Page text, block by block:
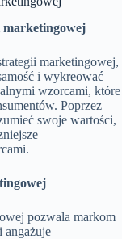
marketingowej
marketingowej,
i wykreować
wzorcami, które
Poprzez
swoje wartości,
pozwala markom
angażuje